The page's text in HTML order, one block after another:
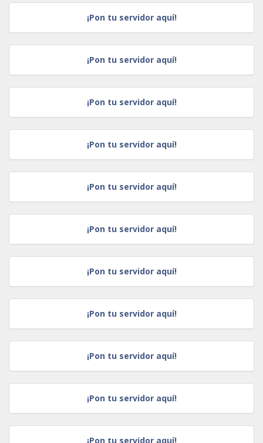
¡Pon tu servidor aquí!
¡Pon tu servidor aquí!
¡Pon tu servidor aquí!
¡Pon tu servidor aquí!
¡Pon tu servidor aquí!
¡Pon tu servidor aquí!
¡Pon tu servidor aquí!
¡Pon tu servidor aquí!
¡Pon tu servidor aquí!
¡Pon tu servidor aquí!
¡Pon tu servidor aquí!